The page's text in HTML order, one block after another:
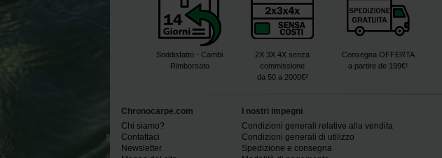
Soddisfatto - Cambi
Rimborsato
2X 3X 4X senza
commissione
da 50 a 2000€²
Consegna OFFERTA
a partire de 199€¹
Chronocarpe.com
Chi siamo?
Contattaci
Newsletter
I nostri impegni
Condizioni generali relative alla vendita
Condizioni generali di utilizzo
Spedizione e consegna